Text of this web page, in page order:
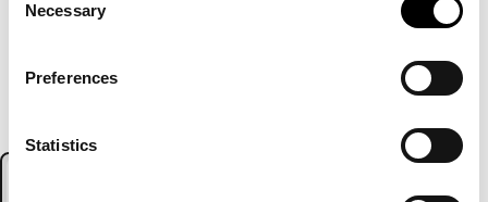
Selection
Necessary
Preferences
Statistics